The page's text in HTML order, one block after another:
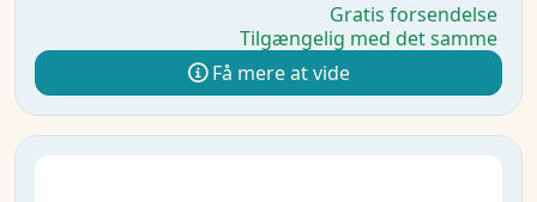
Gratis forsendelse
Tilgængelig med det samme
Få mere at vide